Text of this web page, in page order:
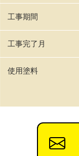
工事期間
工事完了月
使用塗料